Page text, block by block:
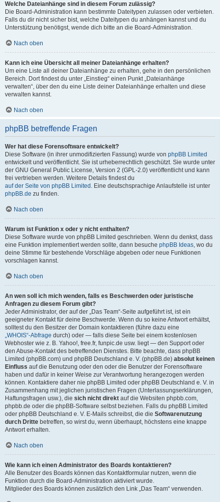
Welche Dateianhänge sind in diesem Forum zulässig?
Die Board-Administration kann bestimmte Dateitypen zulassen oder verbieten.
Falls du dir nicht sicher bist, welche Dateitypen du anhängen kannst und du
Unterstützung benötigst, wende dich bitte an die Board-Administration.
Nach oben
Kann ich eine Übersicht all meiner Dateianhänge erhalten?
Um eine Liste all deiner Dateianhänge zu erhalten, gehe in den persönlichen
Bereich. Dort findest du unter „Einstieg“ einen Punkt „Dateianhänge
verwalten“, über den du eine Liste deiner Dateianhänge erhalten und diese
verwalten kannst.
Nach oben
phpBB betreffende Fragen
Wer hat diese Forensoftware entwickelt?
Diese Software (in ihrer unmodifizierten Fassung) wurde von phpBB Limited
entwickelt und veröffentlicht. Sie ist urheberrechtlich geschützt. Sie wurde unter
der GNU General Public License, Version 2 (GPL-2.0) veröffentlicht und kann
frei vertrieben werden. Weitere Details findest du
auf der Seite von phpBB Limited . Eine deutschsprachige Anlaufstelle ist unter
phpBB.de zu finden.
Nach oben
Warum ist Funktion x oder y nicht enthalten?
Diese Software wurde von phpBB Limited geschrieben. Wenn du denkst, dass
eine Funktion implementiert werden sollte, dann besuche phpBB Ideas, wo du
deine Stimme für bestehende Vorschläge abgeben oder neue Funktionen
vorschlagen kannst.
Nach oben
An wen soll ich mich wenden, falls es Beschwerden oder juristische
Anfragen zu diesem Forum gibt?
Jeder Administrator, der auf der „Das Team“-Seite aufgeführt ist, ist ein
geeigneter Kontakt für deine Beschwerde. Wenn du so keine Antwort erhältst,
solltest du den Besitzer der Domain kontaktieren (führe dazu eine
„WHOIS“-Abfrage durch) oder — falls diese Seite bei einem kostenlosen
Webhoster wie z. B. Yahoo!, free.fr, funpic.de usw. liegt — den Support oder
den Abuse-Kontakt des betreffenden Dienstes. Bitte beachte, dass phpBB
Limited (phpBB.com) und phpBB Deutschland e. V. (phpBB.de) absolut keinen
Einfluss auf die Benutzung oder den oder die Benutzer der Forensoftware
haben und dafür in keiner Weise zur Verantwortung herangezogen werden
können. Kontaktiere daher nie phpBB Limited oder phpBB Deutschland e. V. in
Zusammenhang mit jeglichen juristischen Fragen (Unterlassungserklärungen,
Haftungsfragen usw.), die sich nicht direkt auf die Websiten phpbb.com,
phpbb.de oder die phpBB-Software selbst beziehen. Falls du phpBB Limited
oder phpBB Deutschland e. V. E-Mails schreibst, die die Softwarenutzung
durch Dritte betreffen, so wirst du, wenn überhaupt, höchstens eine knappe
Antwort erhalten.
Nach oben
Wie kann ich einen Administrator des Boards kontaktieren?
Alle Benutzer des Boards können das Kontaktformular nutzen, wenn die
Funktion durch die Board-Administration aktiviert wurde.
Mitglieder des Boards können zusätzlich den Link „Das Team“ verwenden.